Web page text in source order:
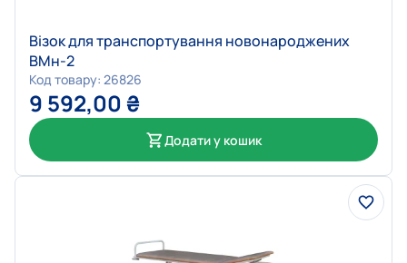
Візок для транспортування новонароджених
ВМн-2
Код товару: 26826
9 592,00 ₴
Додати у кошик